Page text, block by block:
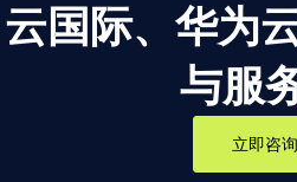
云国际、华为
与服
立即咨询